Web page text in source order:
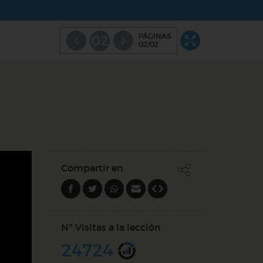
PÁGINAS
02/02
Compartir en
Nº Visitas a la lección
24724